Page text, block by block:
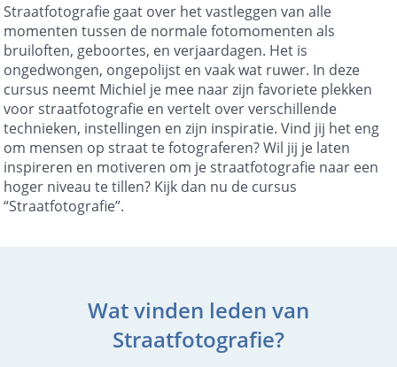
Straatfotografie gaat over het vastleggen van alle
momenten tussen de normale fotomomenten als
bruiloften, geboortes, en verjaardagen. Het is
ongedwongen, ongepolijst en vaak wat ruwer. In deze
cursus neemt Michiel je mee naar zijn favoriete plekken
voor straatfotografie en vertelt over verschillende
technieken, instellingen en zijn inspiratie. Vind jij het eng
om mensen op straat te fotograferen? Wil jij je laten
inspireren en motiveren om je straatfotografie naar een
hoger niveau te tillen? Kijk dan nu de cursus
“Straatfotografie”.
Wat vinden leden van
Straatfotografie?